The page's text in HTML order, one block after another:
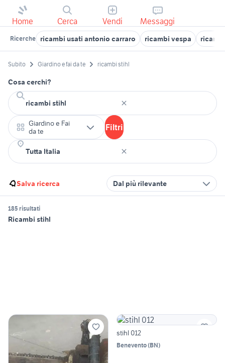
Home Cerca Vendi Messaggi
Ricerche ricambi usati antonio carraro ricambi vespa
Subito Giardino e fai da te ricambi stihl
Cosa cerchi?
Giardino e Fai
da te
Filtri
Salva ricerca Dal più rilevante
185 risultati
Ricambi stihl
stihl 012
Benevento(BN)